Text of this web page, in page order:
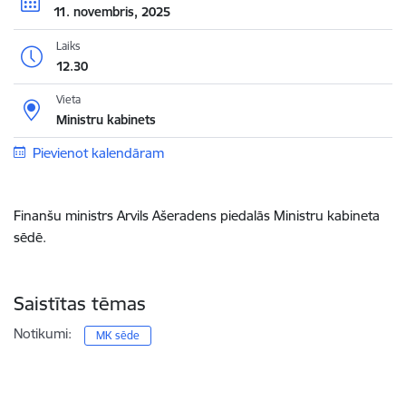
11. novembris, 2025
Laiks
12.30
Vieta
Ministru kabinets
Pievienot kalendāram
Finanšu ministrs Arvils Ašeradens piedalās Ministru kabineta
sēdē.
Saistītas tēmas
Notikumi: MK sēde